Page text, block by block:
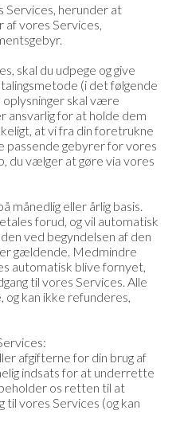
Services, herunder at
vores Services,
skal du udpege og give
(i det følgende
oplysninger skal være
ansvarlig for at holde dem
at vi fra din foretrukne
passende gebyrer for vores
du vælger at gøre via vores
månedlig eller årlig basis.
forud, og vil automatisk
ved begyndelsen af den
gældende. Medmindre
automatisk blive fornyet,
til vores Services. Alle
kan ikke refunderes,
afgifterne for din brug af
indsats for at underrette
os retten til at
til vores Services (og kan